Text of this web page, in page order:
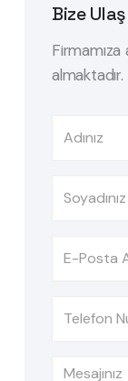
Bize
almaktadır.